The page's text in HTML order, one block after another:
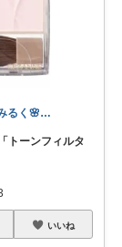
きなこみるく🌸乳がんサバイバーブロガー
「トーンフィルタ
いいね